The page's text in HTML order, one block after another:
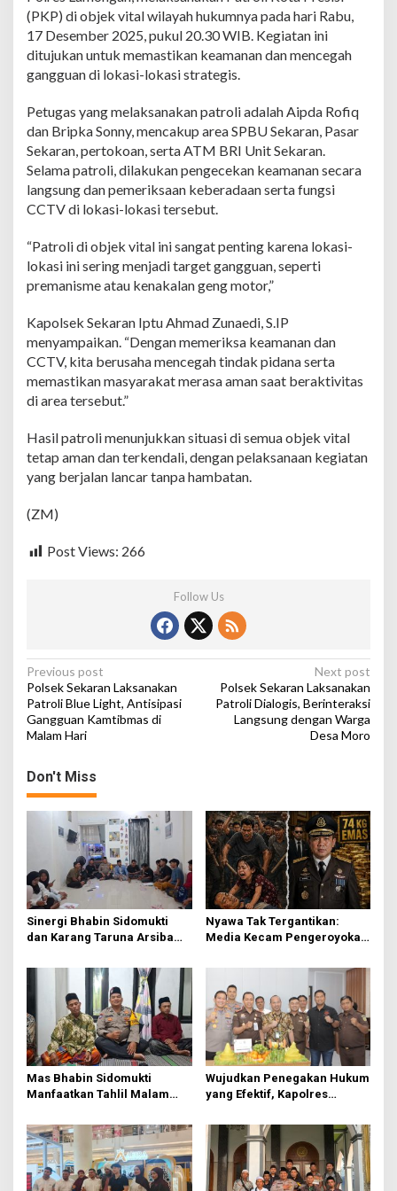
l
i
K
o
a
r
e
s
i
s
i
d
O
j
e
V
i
a
l
e
e
r
a
K
a
d
a
n
(PKP) di objek vital wilayah hukumnya pada hari Rabu,
17 Desember 2025, pukul 20.30 WIB. Kegiatan ini
ditujukan untuk memastikan keamanan dan mencegah
gangguan di lokasi-lokasi strategis.
Petugas yang melaksanakan patroli adalah Aipda Rofiq
dan Bripka Sonny, mencakup area SPBU Sekaran, Pasar
Sekaran, pertokoan, serta ATM BRI Unit Sekaran.
Selama patroli, dilakukan pengecekan keamanan secara
langsung dan pemeriksaan keberadaan serta fungsi
CCTV di lokasi-lokasi tersebut.
“Patroli di objek vital ini sangat penting karena lokasi-
lokasi ini sering menjadi target gangguan, seperti
premanisme atau kenakalan geng motor,”
Kapolsek Sekaran Iptu Ahmad Zunaedi, S.IP
menyampaikan. “Dengan memeriksa keamanan dan
CCTV, kita berusaha mencegah tindak pidana serta
memastikan masyarakat merasa aman saat beraktivitas
di area tersebut.”
Hasil patroli menunjukkan situasi di semua objek vital
tetap aman dan terkendali, dengan pelaksanaan kegiatan
yang berjalan lancar tanpa hambatan.
(ZM)
Post Views: 266
Follow Us
P
o
s
n
a
g
a
t
i
o
n
Previous post
Polsek Sekaran Laksanakan
Patroli Blue Light, Antisipasi
Gangguan Kamtibmas di
Malam Hari
Next post
Polsek Sekaran Laksanakan
Patroli Dialogis, Berinteraksi
Langsung dengan Warga
Desa Moro
Don't Miss
Sinergi Bhabin Sidomukti
dan Karang Taruna Arsiba
Nyawa Tak Tergantikan:
Media Kecam Pengeroyokan
Ayam Tak Sebanding dengan
Jiwa
Mas Bhabin Sidomukti
Manfaatkan Tahlil Malam
Pesan Kamtibmas
Wujudkan Penegakan Hukum
yang Efektif, Kapolres
dengan Kajari Lamongan